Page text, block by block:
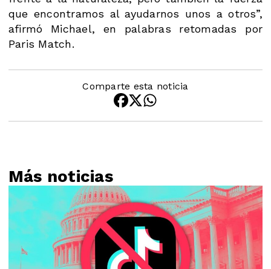
que encontramos al ayudarnos unos a otros”,
afirmó Michael, en palabras retomadas por
Paris Match.
Comparte esta noticia
Más noticias